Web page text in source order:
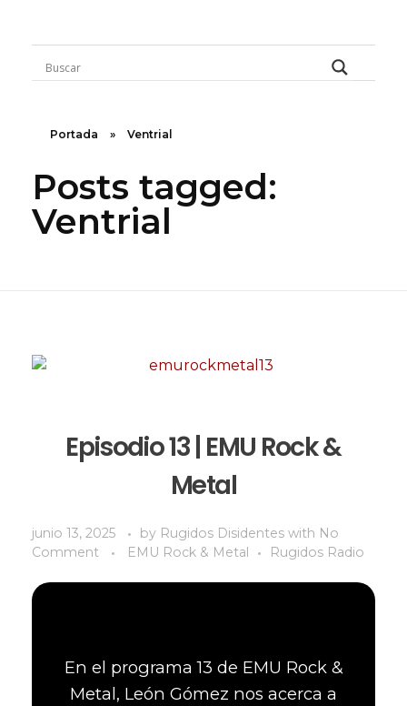
Rugidos Disidentes
Bogotá - Colombia | ISSN 2619-5569
Portada » Ventrial
Posts tagged:
Ventrial
Episodio 13 | EMU Rock &
Metal
junio 13, 2025 by Rugidos Disidentes with No
Comment
EMU Rock & Metal Rugidos Radio
En el programa 13 de EMU Rock &
Metal, León Gómez nos acerca a